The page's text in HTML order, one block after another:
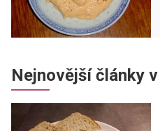
Nejnovější články